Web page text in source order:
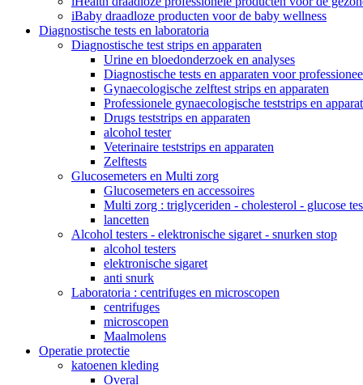
iBaby draadloze producten voor de baby wellness
Diagnostische tests en laboratoria
Diagnostische test strips en apparaten
Urine en bloedonderzoek en analyses
Diagnostische tests en apparaten voor
Gynaecologische zelftest strips en apparaten
Professionele gynaecologische teststrips en
Drugs teststrips en apparaten
alcohol tester
Veterinaire teststrips en apparaten
Zelftests
Glucosemeters en Multi zorg
Glucosemeters en accessoires
Multi zorg : triglyceriden - cholesterol - glucose
lancetten
Alcohol testers - elektronische sigaret - snurken stop
alcohol testers
elektronische sigaret
anti snurk
Laboratoria : centrifuges en microscopen
centrifuges
microscopen
Maalmolens
Operatie protectie
katoenen kleding
Overal